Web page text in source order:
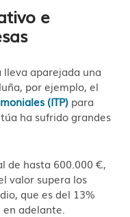
e
aparejada una
por ejemplo, el
(ITP) para
ha sufrido grandes
de hasta 600.000 €,
valor supera los
que es del 13%
en adelante.